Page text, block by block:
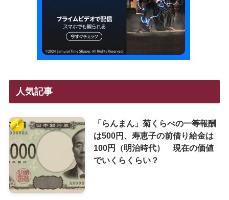
人気記事
「らんまん」菊くらべの一等報酬
は500円、寿恵子の前借り給金は
100円（明治時代） 現在の価値
でいくらくらい？